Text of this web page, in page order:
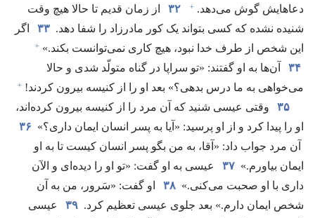
دعاهایش گوش می‌دهد.‏ + ۳۲
از زمان قدیم تا حالا هیچ وقت
شنیده نشده که کسی بتواند یک کور مادرزاد را شفا دهد.‏ ۳۳
اگر
این شخص از طرف خدا نبود،‏ هیچ کاری نمی‌توانست بکند.‏»‏ +
۳۴
آن‌ها به او گفتند:‏ «تو سراپا در گناه متولّد شدی و حالا
می‌خواهی به ما درس بدهی؟‏» بعد او را از کنیسه بیرون کردند!‏ +
۳۵
وقتی عیسی شنید که آن مرد را از کنیسه بیرون کرده‌اند،‏
او را پیدا کرد و از او پرسید:‏ «آیا به پسر انسان ایمان داری؟‏» ۳۶
آن مرد جواب داد:‏ «آقا،‏ به من بگو پسر انسان کیست تا به او
ایمان بیاورم.‏» ۳۷
عیسی به او گفت:‏ «تو او را دیده‌ای و الآن
داری با او صحبت می‌کنی.‏» ۳۸
او گفت:‏ «سَرور،‏ من به آن
شخص ایمان دارم.‏» بعد جلوی عیسی تعظیم کرد.‏ ۳۹
عیسی